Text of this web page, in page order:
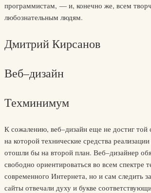
программистам, — и, конечно же, всем
любознательным людям.
Дмитрий Кирсанов
Веб–дизайн
Техминимум
К сожалению, веб–дизайн еще не достиг той
на которой технические средства
отошли бы на второй план. Веб–дизайнер
свободно ориентироваться во всем спектре
современного Интернета, но и сам следить
сайты отвечали духу и букве